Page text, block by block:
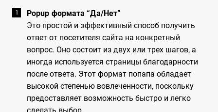
Popup формата “Да/Нет”
Это простой и эффективный способ получить
ответ от посетителя сайта на конкретный
вопрос. Оно состоит из двух или трех шагов, а
иногда используется страницы благодарности
после ответа. Этот формат попапа обладает
высокой степенью вовлеченности, поскольку
предоставляет возможность быстро и легко